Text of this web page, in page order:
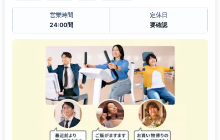
営業時間
24:00間
定休日
要確認